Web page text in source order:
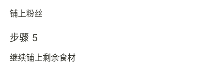
铺上粉丝
步骤 5
继续铺上剩余食材